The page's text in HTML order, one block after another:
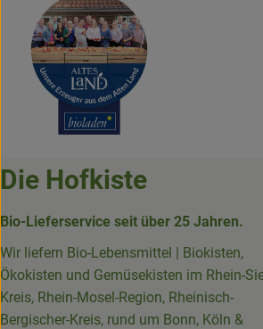
Die Hofkiste
Bio-Lieferservice seit über 25 Jahren.
Wir liefern Bio-Lebensmittel | Biokisten,
Ökokisten und Gemüsekisten im Rhein-
Kreis, Rhein-Mosel-Region, Rheinisch-
Bergischer-Kreis, rund um Bonn, Köln &